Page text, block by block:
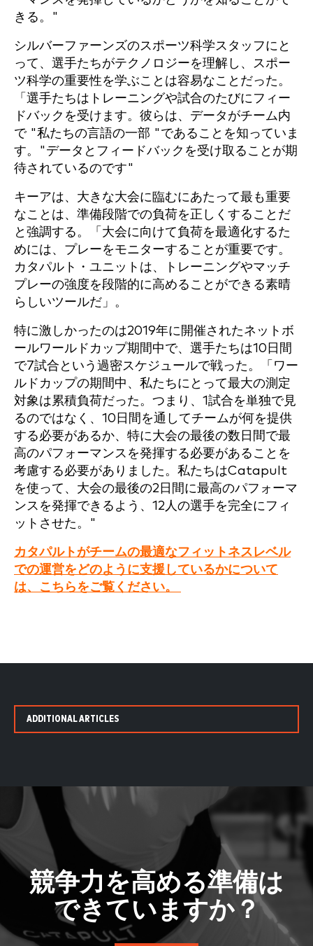
きる。"
シルバーファーンズのスポーツ科学スタッフにと
って、選手たちがテクノロジーを理解し、スポー
ツ科学の重要性を学ぶことは容易なことだった。
「選手たちはトレーニングや試合のたびにフィー
ドバックを受けます。彼らは、データがチーム内
で "私たちの言語の一部 "であることを知っていま
す。"データとフィードバックを受け取ることが期
待されているのです"
キーアは、大きな大会に臨むにあたって最も重要
なことは、準備段階での負荷を正しくすることだ
と強調する。「大会に向けて負荷を最適化するた
めには、プレーをモニターすることが重要です。
カタパルト・ユニットは、トレーニングやマッチ
プレーの強度を段階的に高めることができる素晴
らしいツールだ」。
特に激しかったのは2019年に開催されたネットボ
ールワールドカップ期間中で、選手たちは10日間
で7試合という過密スケジュールで戦った。「ワー
ルドカップの期間中、私たちにとって最大の測定
対象は累積負荷だった。つまり、1試合を単独で見
るのではなく、10日間を通してチームが何を提供
する必要があるか、特に大会の最後の数日間で最
高のパフォーマンスを発揮する必要があることを
考慮する必要がありました。私たちはCatapult
を使って、大会の最後の2日間に最高のパフォーマ
ンスを発揮できるよう、12人の選手を完全にフィ
ットさせた。"
カタパルトがチームの最適なフィットネスレベル
での運営をどのように支援しているかについて
は、こちらをご覧ください。
ADDITIONAL ARTICLES
競争力を高める準備は
できていますか？